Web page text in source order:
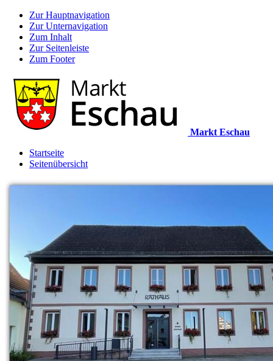
Zur Hauptnavigation
Zur Unternavigation
Zum Inhalt
Zur Seitenleiste
Zum Footer
Markt Eschau
Startseite
Seitenübersicht